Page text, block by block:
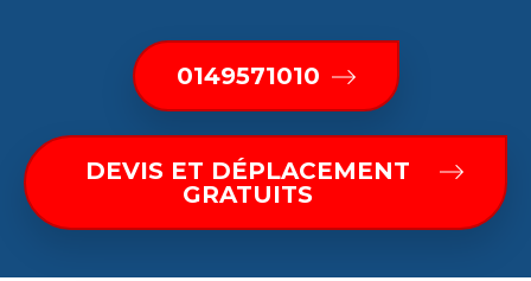
0149571010
DEVIS ET DÉPLACEMENT
GRATUITS